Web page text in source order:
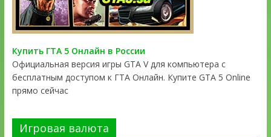
Купить ГТА 5 Онлайн в России
Официальная версия игры GTA V для компьютера с
бесплатным доступом к ГТА Онлайн. Купите GTA 5 Online
прямо сейчас
Игровая валюта